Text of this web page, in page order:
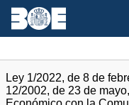
Ley 1/2022, de 8 de
12/2002, de 23 de